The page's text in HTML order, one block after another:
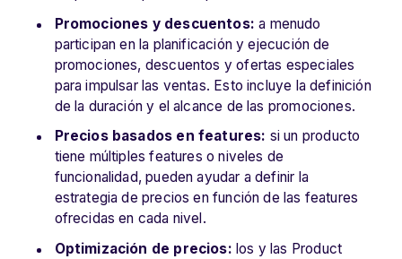
Promociones y descuentos: a menudo
participan en la planificación y ejecución de
promociones, descuentos y ofertas especiales
para impulsar las ventas. Esto incluye la definición
de la duración y el alcance de las promociones.
Precios basados en features: si un producto
tiene múltiples features o niveles de
funcionalidad, pueden ayudar a definir la
estrategia de precios en función de las features
ofrecidas en cada nivel.
Optimización de precios: los y las Product